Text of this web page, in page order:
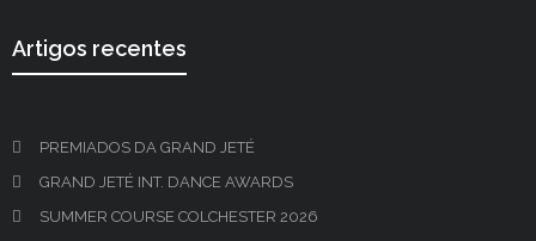
Artigos recentes
PREMIADOS DA GRAND JETÉ
GRAND JETÉ INT. DANCE AWARDS
SUMMER COURSE COLCHESTER 2026